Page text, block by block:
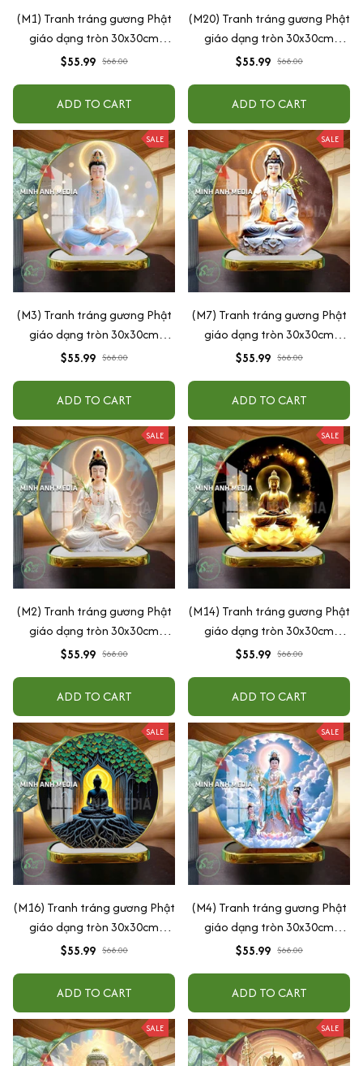
(M1) Tranh tráng gương Phật
giáo dạng tròn 30x30cm
(Tặng đế để bàn)
$55.99 $68.00
ADD TO CART
(M20) Tranh tráng gương Phật
giáo dạng tròn 30x30cm
(Tặng đế để bàn)
$55.99 $68.00
ADD TO CART
SALE
(M3) Tranh tráng gương Phật
giáo dạng tròn 30x30cm
(Tặng đế để bàn)
$55.99 $68.00
ADD TO CART
SALE
(M7) Tranh tráng gương Phật
giáo dạng tròn 30x30cm
(Tặng đế để bàn)
$55.99 $68.00
ADD TO CART
SALE
(M2) Tranh tráng gương Phật
giáo dạng tròn 30x30cm
(Tặng đế để bàn)
$55.99 $68.00
ADD TO CART
SALE
(M14) Tranh tráng gương Phật
giáo dạng tròn 30x30cm
(Tặng đế để bàn)
$55.99 $68.00
ADD TO CART
SALE
(M16) Tranh tráng gương Phật
giáo dạng tròn 30x30cm
(Tặng đế để bàn)
$55.99 $68.00
ADD TO CART
SALE
(M4) Tranh tráng gương Phật
giáo dạng tròn 30x30cm
(Tặng đế để bàn)
$55.99 $68.00
ADD TO CART
SALE SALE